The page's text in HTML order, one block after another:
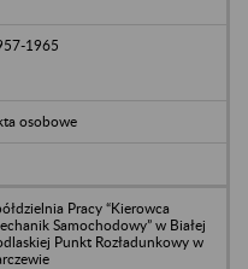
1965
osobowe
Pracy “Kierowca
Samochodowy” w Białej
Punkt Rozładunkowy w